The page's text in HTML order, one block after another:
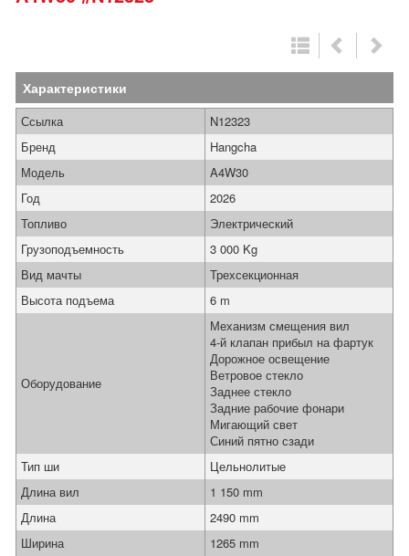
Характеристики
Ссылка
N12323
Бренд
Hangcha
Модель
A4W30
Год
2026
Топливо
Электрический
Грузоподъемность
3 000 Kg
Вид мачты
Трехсекционная
Высота подъема
6 m
Оборудование
Механизм смещения вил
4-й клапан прибыл на фартук
Дорожное освещение
Ветровое стекло
Заднее стекло
Задние рабочие фонари
Мигающий свет
Синий пятно сзади
Тип ши
Цельнолитые
Длина вил
1 150 mm
Длина
2490 mm
Ширина
1265 mm